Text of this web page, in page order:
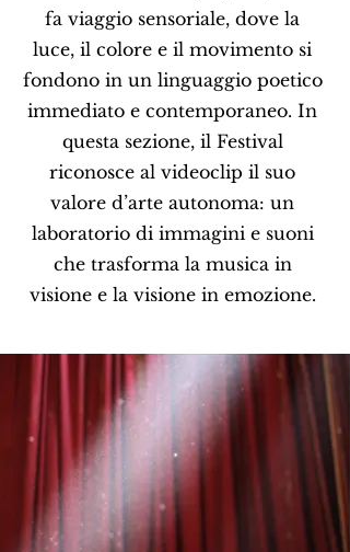
fa viaggio sensoriale, dove la
luce, il colore e il movimento si
fondono in un linguaggio poetico
immediato e contemporaneo. In
questa sezione, il Festival
riconosce al videoclip il suo
valore d’arte autonoma: un
laboratorio di immagini e suoni
che trasforma la musica in
visione e la visione in emozione.